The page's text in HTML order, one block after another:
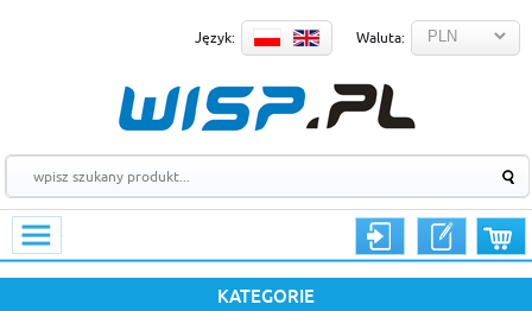
Język: Waluta:
KATEGORIE